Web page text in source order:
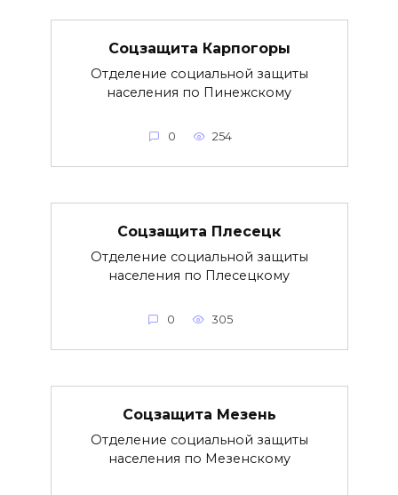
Соцзащита Карпогоры
Отделение социальной защиты
населения по Пинежскому
0 254
Соцзащита Плесецк
Отделение социальной защиты
населения по Плесецкому
0 305
Соцзащита Мезень
Отделение социальной защиты
населения по Мезенскому